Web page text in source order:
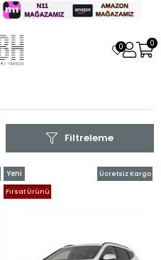
0 0
Filtreleme
Ücretsiz Kargo
Yeni
Ürün
Fırsat Ürünü